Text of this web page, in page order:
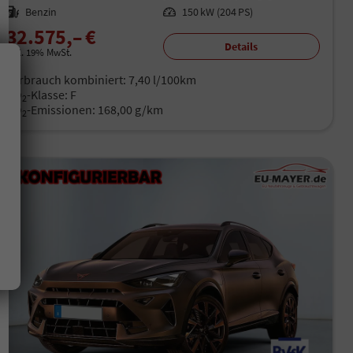
Kraftstoff Benzin Leistung 150 kW (204 PS)
32.575,– €
incl. 19% MwSt. Details
Verbrauch kombiniert: 7,40 l/100km
CO2-Klasse: F
CO2-Emissionen: 168,00 g/km